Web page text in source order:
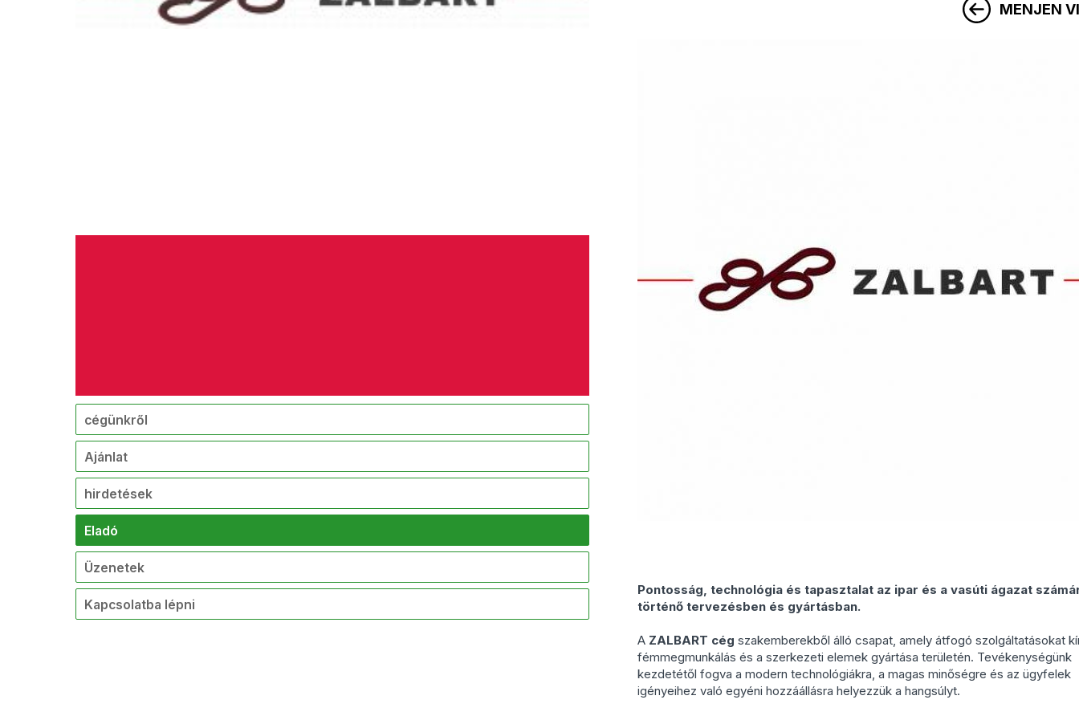
cégünkről
Ajánlat
hirdetések
Eladó
Üzenetek
Kapcsolatba lépni
MENJEN
Pontosság, technológia és tapasztalat az ipar és a vasúti ágazat
történő tervezésben és gyártásban.
A ZALBART cég szakemberekből álló csapat, amely átfogó szolgáltatásokat
fémmegmunkálás és a szerkezeti elemek gyártása területén. Tevékenységünk
kezdetétől fogva a modern technológiákra, a magas minőségre és az ügyfelek
igényeihez való egyéni hozzáállásra helyezzük a hangsúlyt.